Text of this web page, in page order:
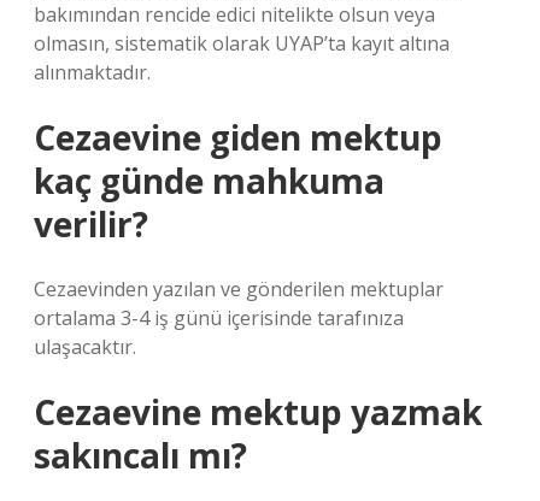
bakımından rencide edici nitelikte olsun veya
olmasın, sistematik olarak UYAP’ta kayıt altına
alınmaktadır.
Cezaevine giden mektup
kaç günde mahkuma
verilir?
Cezaevinden yazılan ve gönderilen mektuplar
ortalama 3-4 iş günü içerisinde tarafınıza
ulaşacaktır.
Cezaevine mektup yazmak
sakıncalı mı?